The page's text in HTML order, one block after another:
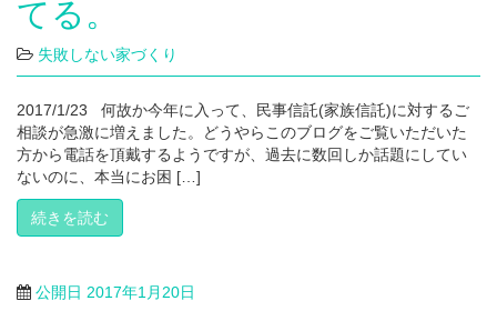
てる。
失敗しない家づくり
2017/1/23 何故か今年に入って、民事信託(家族信託)に対するご
相談が急激に増えました。どうやらこのブログをご覧いただいた
方から電話を頂戴するようですが、過去に数回しか話題にしてい
ないのに、本当にお困 […]
続きを読む
公開日 2017年1月20日